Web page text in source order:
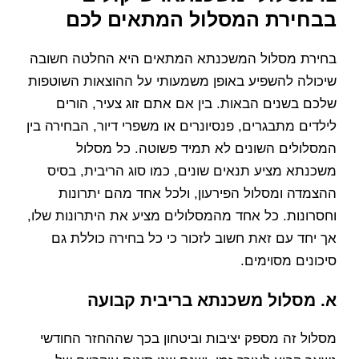
בבחירת המסלול המתאים לכם
בחירת מסלול המשכנתא המתאים היא החלטה חשובה
שיכולה להשפיע באופן משמעותי על ההוצאות השוטפות
שלכם בשנים הבאות. בין אם אתם זוג צעיר, הורים
לילדים מתבגרים, פנסיונרים או משפרי דיור, הבחירה בין
המסלולים השונים לא תמיד פשוטה. כל מסלול
משכנתא מציע תנאים שונים, כמו סוג הריבית, בסיס
ההצמדה ומסלול הפירעון, ולכל אחד מהם יתרונות
וחסרונות. כל אחד מהמסלולים מציע את היתרונות שלו,
אך יחד עם זאת חשוב לזכור כי כל בחירה כוללת גם
סיכונים מסוימים.
א. מסלול משכנתא בריבית קבועה
מסלול זה מספק יציבות וביטחון בכך שההחזר החודשי